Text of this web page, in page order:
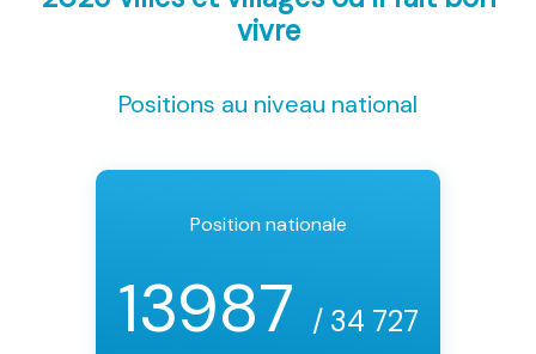
vivre
Positions au niveau national
Position nationale
13987 / 34 727